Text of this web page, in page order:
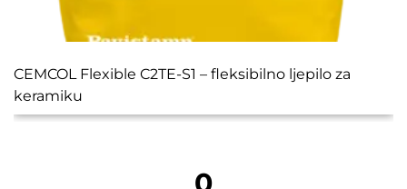
CEMCOL Flexible C2TE-S1 – fleksibilno ljepilo za
keramiku